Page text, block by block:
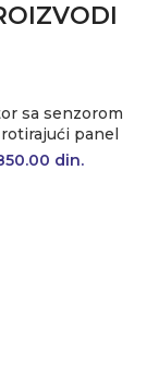
sa senzorom
panel
cena je
din.